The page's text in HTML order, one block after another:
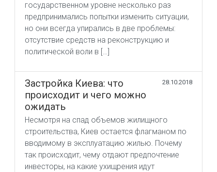
государственном уровне несколько раз
предпринимались попытки изменить ситуации,
но они всегда упирались в две проблемы:
отсутствие средств на реконструкцию и
политической воли в […]
Застройка Киева: что
происходит и чего можно
ожидать
28.10.2018
Несмотря на спад объемов жилищного
строительства, Киев остается флагманом по
вводимому в эксплуатацию жилью. Почему
так происходит, чему отдают предпочтение
инвесторы, на какие ухищрения идут